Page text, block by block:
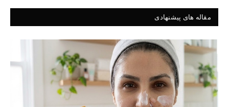
مقاله های پیشنهادی